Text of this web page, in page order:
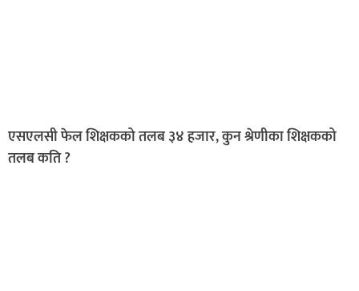
एसएलसी फेल शिक्षकको तलब ३४ हजार, कुन श्रेणीका शिक्षकको
तलब कति ?